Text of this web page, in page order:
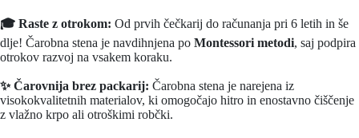
🎓 Raste z otrokom: Od prvih čečkarij do računanja pri 6 letih in še
dlje! Čarobna stena je navdihnjena po Montessori metodi, saj podpira
otrokov razvoj na vsakem koraku.
✨ Čarovnija brez packarij: Čarobna stena je narejena iz
visokokvalitetnih materialov, ki omogočajo hitro in enostavno čiščenje
z vlažno krpo ali otroškimi robčki.